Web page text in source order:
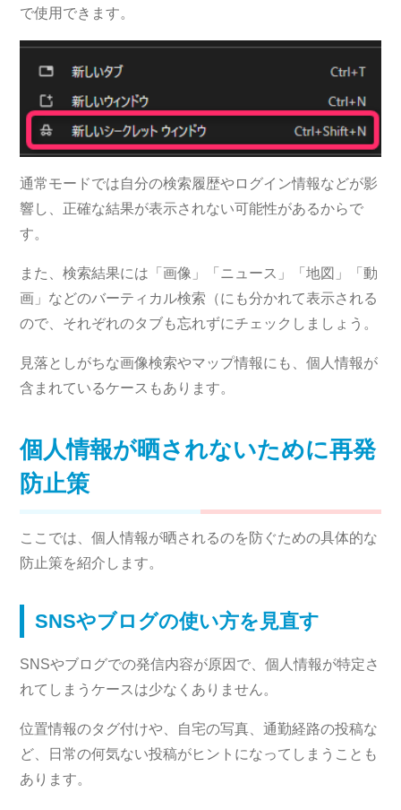
で使用できます。
通常モードでは自分の検索履歴やログイン情報などが影
響し、正確な結果が表示されない可能性があるからで
す。
また、検索結果には「画像」「ニュース」「地図」「動
画」などのバーティカル検索（にも分かれて表示される
ので、それぞれのタブも忘れずにチェックしましょう。
見落としがちな画像検索やマップ情報にも、個人情報が
含まれているケースもあります。
個人情報が晒されないために再発
防止策
ここでは、個人情報が晒されるのを防ぐための具体的な
防止策を紹介します。
SNSやブログの使い方を見直す
SNSやブログでの発信内容が原因で、個人情報が特定さ
れてしまうケースは少なくありません。
位置情報のタグ付けや、自宅の写真、通勤経路の投稿な
ど、日常の何気ない投稿がヒントになってしまうことも
あります。